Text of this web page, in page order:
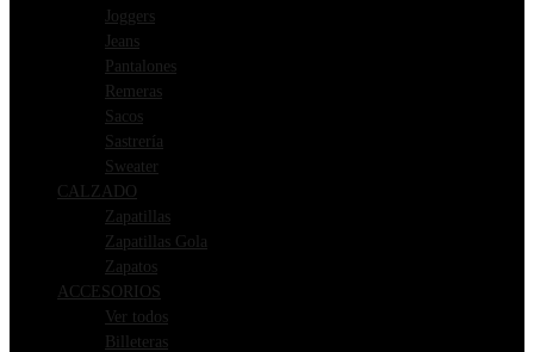
Joggers
Jeans
Pantalones
Remeras
Sacos
Sastrería
Sweater
CALZADO
Zapatillas
Zapatillas Gola
Zapatos
ACCESORIOS
Ver todos
Billeteras